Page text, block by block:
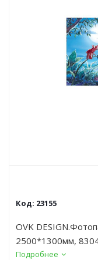
Код: 23155
OVK
2500*1300мм,
Подробнее